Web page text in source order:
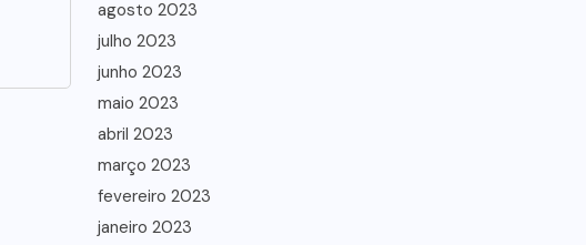
agosto 2023
julho 2023
junho 2023
maio 2023
abril 2023
março 2023
fevereiro 2023
janeiro 2023